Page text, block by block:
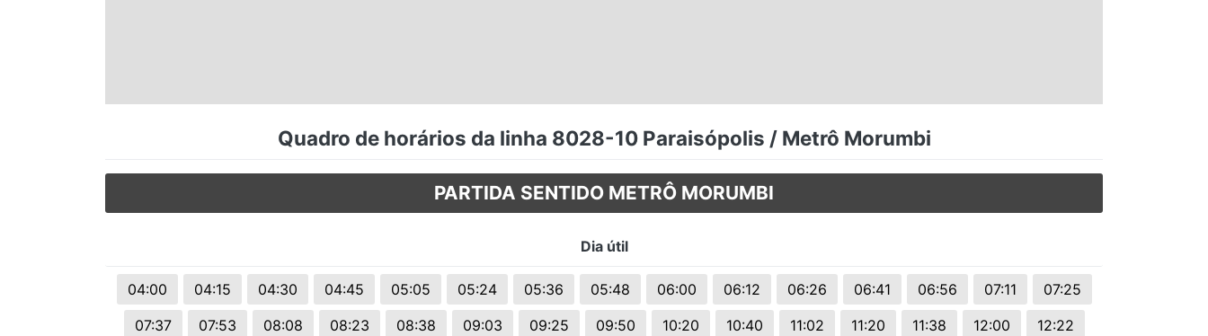
Quadro de horários da linha 8028-10 Paraisópolis / Metrô Morumbi
PARTIDA SENTIDO METRÔ MORUMBI
Dia útil
04:00 04:15 04:30 04:45 05:05 05:24 05:36 05:48 06:00 06:12 06:26 06:41 06:56 07:11
07:25
07:37
07:53 08:08 08:23 08:38 09:03 09:25 09:50 10:20 10:40 11:02 11:20 11:38 12:00
12:22